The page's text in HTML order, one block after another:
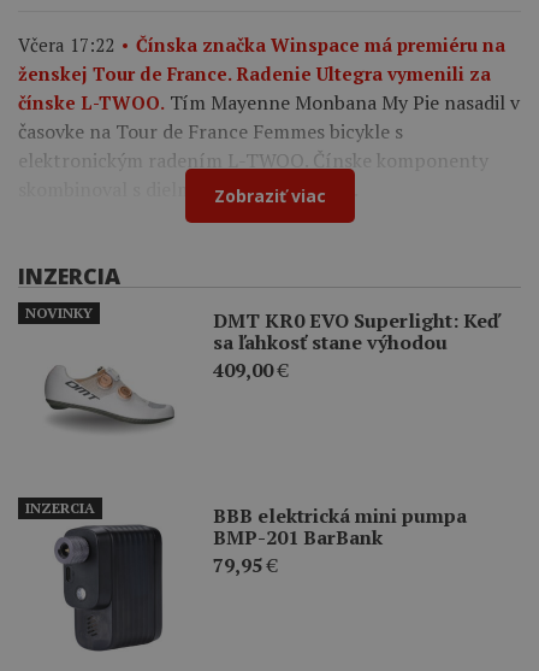
Včera 17:22
Čínska značka Winspace má premiéru na
ženskej Tour de France. Radenie Ultegra vymenili za
čínske L-TWOO. Tím Mayenne Monbana My Pie nasadil v
časovke na Tour de France Femmes bicykle s
elektronickým radením L-TWOO. Čínske komponenty
skombinoval s dielmi Shimano a Cybrei.
Zobraziť viac
INZERCIA
DMT KR0 EVO Superlight: Keď
sa ľahkosť stane výhodou
409,00€
NOVINKY
BBB elektrická mini pumpa
BMP-201 BarBank
79,95€
INZERCIA